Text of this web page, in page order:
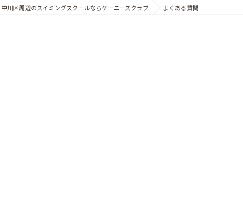
川区周辺のスイミングスクールならケーニーズクラブ よくある質問